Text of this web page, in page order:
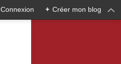
Connexion + Créer mon blog